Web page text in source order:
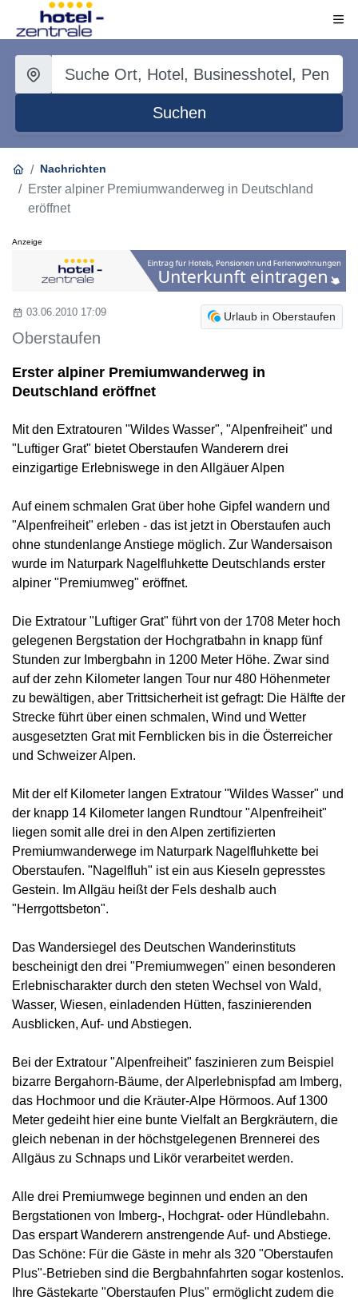
Suchen
Nachrichten
Erster alpiner Premiumwanderweg in Deutschland
eröffnet
Anzeige
Urlaub in Oberstaufen
03.06.2010 17:09
Oberstaufen
Erster alpiner Premiumwanderweg in
Deutschland eröffnet
Mit den Extratouren "Wildes Wasser", "Alpenfreiheit" und
"Luftiger Grat" bietet Oberstaufen Wanderern drei
einzigartige Erlebniswege in den Allgäuer Alpen
Auf einem schmalen Grat über hohe Gipfel wandern und
"Alpenfreiheit" erleben - das ist jetzt in Oberstaufen auch
ohne stundenlange Anstiege möglich. Zur Wandersaison
wurde im Naturpark Nagelfluhkette Deutschlands erster
alpiner "Premiumweg" eröffnet.
Die Extratour "Luftiger Grat" führt von der 1708 Meter hoch
gelegenen Bergstation der Hochgratbahn in knapp fünf
Stunden zur Imbergbahn in 1200 Meter Höhe. Zwar sind
auf der zehn Kilometer langen Tour nur 480 Höhenmeter
zu bewältigen, aber Trittsicherheit ist gefragt: Die Hälfte der
Strecke führt über einen schmalen, Wind und Wetter
ausgesetzten Grat mit Fernblicken bis in die Österreicher
und Schweizer Alpen.
Mit der elf Kilometer langen Extratour "Wildes Wasser" und
der knapp 14 Kilometer langen Rundtour "Alpenfreiheit"
liegen somit alle drei in den Alpen zertifizierten
Premiumwanderwege im Naturpark Nagelfluhkette bei
Oberstaufen. "Nagelfluh" ist ein aus Kieseln gepresstes
Gestein. Im Allgäu heißt der Fels deshalb auch
"Herrgottsbeton".
Das Wandersiegel des Deutschen Wanderinstituts
bescheinigt den drei "Premiumwegen" einen besonderen
Erlebnischarakter durch den steten Wechsel von Wald,
Wasser, Wiesen, einladenden Hütten, faszinierenden
Ausblicken, Auf- und Abstiegen.
Bei der Extratour "Alpenfreiheit" faszinieren zum Beispiel
bizarre Bergahorn-Bäume, der Alperlebnispfad am Imberg,
das Hochmoor und die Kräuter-Alpe Hörmoos. Auf 1300
Meter gedeiht hier eine bunte Vielfalt an Bergkräutern, die
gleich nebenan in der höchstgelegenen Brennerei des
Allgäus zu Schnaps und Likör verarbeitet werden.
Alle drei Premiumwege beginnen und enden an den
Bergstationen von Imberg-, Hochgrat- oder Hündlebahn.
Das erspart Wanderern anstrengende Auf- und Abstiege.
Das Schöne: Für die Gäste in mehr als 320 "Oberstaufen
Plus"-Betrieben sind die Bergbahnfahrten sogar kostenlos.
Ihre Gästekarte "Oberstaufen Plus" ermöglicht zudem die